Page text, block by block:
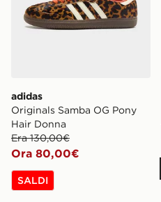
adidas
Originals Samba OG Pony
Hair Donna
Era 130,00€
Ora 80,00€
SALDI